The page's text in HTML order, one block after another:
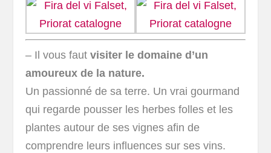
– Il vous fautvisiter le domaine d’un
amoureux de la nature.
Un passionné de sa terre. Un vrai gourmand
qui regarde pousser les herbes folles et les
plantes autour de ses vignes afin de
comprendre leurs influences sur ses vins.